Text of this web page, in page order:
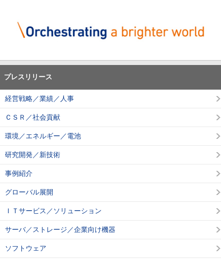
プレスリリース
経営戦略／業績／人事
ＣＳＲ／社会貢献
環境／エネルギー／電池
研究開発／新技術
事例紹介
グローバル展開
ＩＴサービス／ソリューション
サーバ／ストレージ／企業向け機器
ソフトウェア